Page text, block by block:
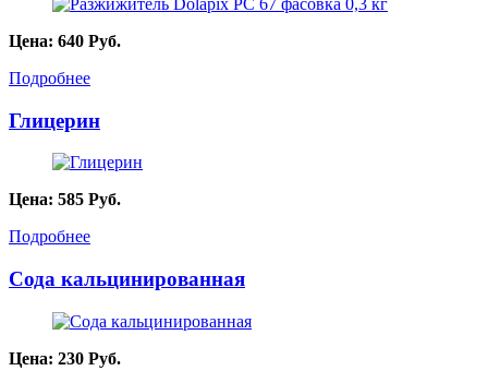
Цена: 640 Руб.
Подробнее
Глицерин
Цена: 585 Руб.
Подробнее
Сода кальцинированная
Цена: 230 Руб.